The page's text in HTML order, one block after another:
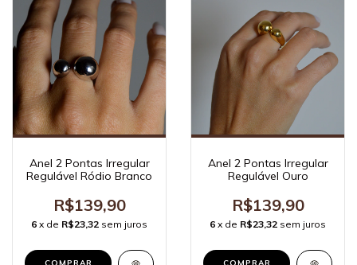
Anel 2 Pontas Irregular
Regulável Ródio Branco
R$139,90
6 x de R$23,32 sem juros
Anel 2 Pontas Irregular
Regulável Ouro
R$139,90
6 x de R$23,32 sem juros